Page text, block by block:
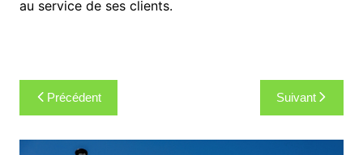
au service de ses clients.
Navigation
de
l’article
Précédent Suivant